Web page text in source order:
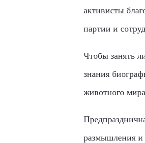
активисты
партии и
Чтобы занять
знания
животного
размышления и